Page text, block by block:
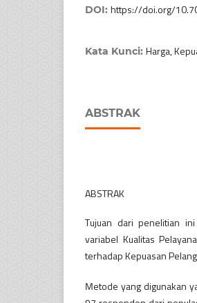
DOI: https://doi.org/
Kata Kunci: Harga,
ABSTRAK
ABSTRAK
Tujuan dari penelitian
variabel Kualitas
terhadap Kepuasan
Metode yang digunakan